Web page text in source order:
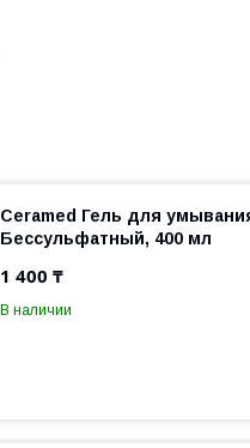
Ceramed Гель для
Бессульфатный, 400 мл
1 400 ₸
В наличии